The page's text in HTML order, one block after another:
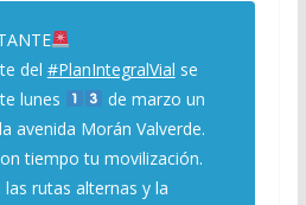
del #PlanIntegralVial se
lunes
de marzo un
avenida Morán Valverde.
tiempo tu movilización.
las rutas alternas y la